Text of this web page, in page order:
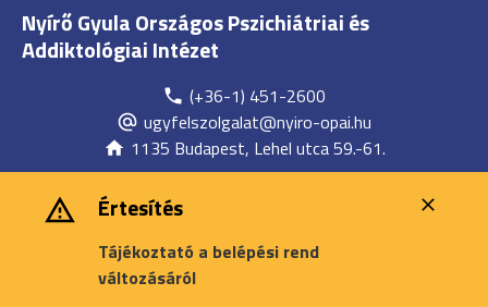
Nyírő Gyula Országos Pszichiátriai és
Addiktológiai Intézet
(+36-1) 451-2600
ugyfelszolgalat@nyiro-opai.hu
1135 Budapest, Lehel utca 59.-61.
Értesítés
Tájékoztató a belépési rend
változásáról